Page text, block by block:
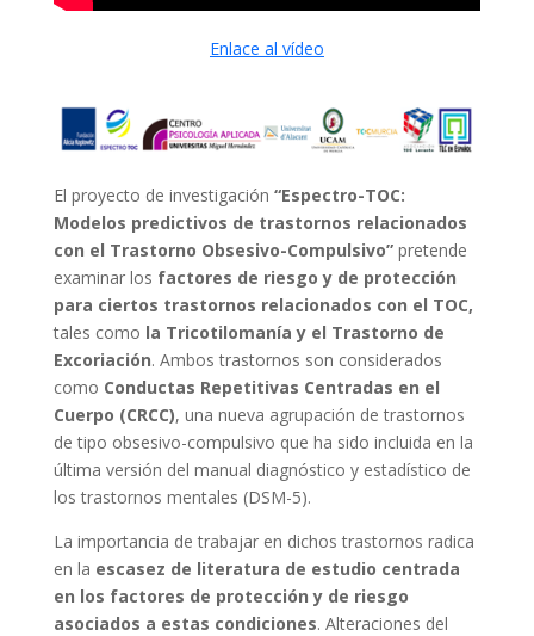
Enlace al vídeo
El proyecto de investigación “Espectro-TOC:
Modelos predictivos de trastornos relacionados
con el Trastorno Obsesivo-Compulsivo”pretende
examinar los factores de riesgo y de protección
para ciertos trastornos relacionados con el TOC,
tales como la Tricotilomanía y el Trastorno de
Excoriación. Ambos trastornos son considerados
como Conductas Repetitivas Centradas en el
Cuerpo (CRCC), una nueva agrupación de trastornos
de tipo obsesivo-compulsivo que ha sido incluida en la
última versión del manual diagnóstico y estadístico de
los trastornos mentales (DSM-5).
La importancia de trabajar en dichos trastornos radica
en la escasez de literatura de estudio centrada
en los factores de protección y de riesgo
asociados a estas condiciones. Alteraciones del